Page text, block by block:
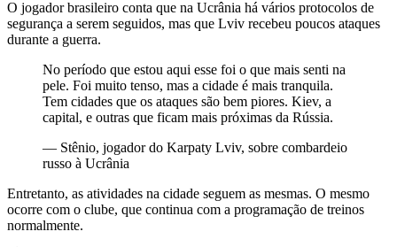
O jogador brasileiro conta que na Ucrânia há vários protocolos de
segurança a serem seguidos, mas que Lviv recebeu poucos ataques
durante a guerra.
No período que estou aqui esse foi o que mais senti na
pele. Foi muito tenso, mas a cidade é mais tranquila.
Tem cidades que os ataques são bem piores. Kiev, a
capital, e outras que ficam mais próximas da Rússia.
— Stênio, jogador do Karpaty Lviv, sobre combardeio
russo à Ucrânia
Entretanto, as atividades na cidade seguem as mesmas. O mesmo
ocorre com o clube, que continua com a programação de treinos
normalmente.